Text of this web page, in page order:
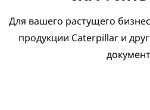
Для вашего растущего
продукции Caterpillar и